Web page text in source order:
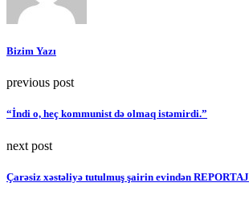
Bizim Yazı
previous post
“İndi o, heç kommunist də olmaq istəmirdi.”
next post
Çarəsiz xəstəliyə tutulmuş şairin evindən REPORTAJ